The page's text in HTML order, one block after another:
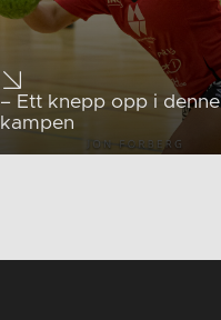
– Ett knepp opp i denne
kampen